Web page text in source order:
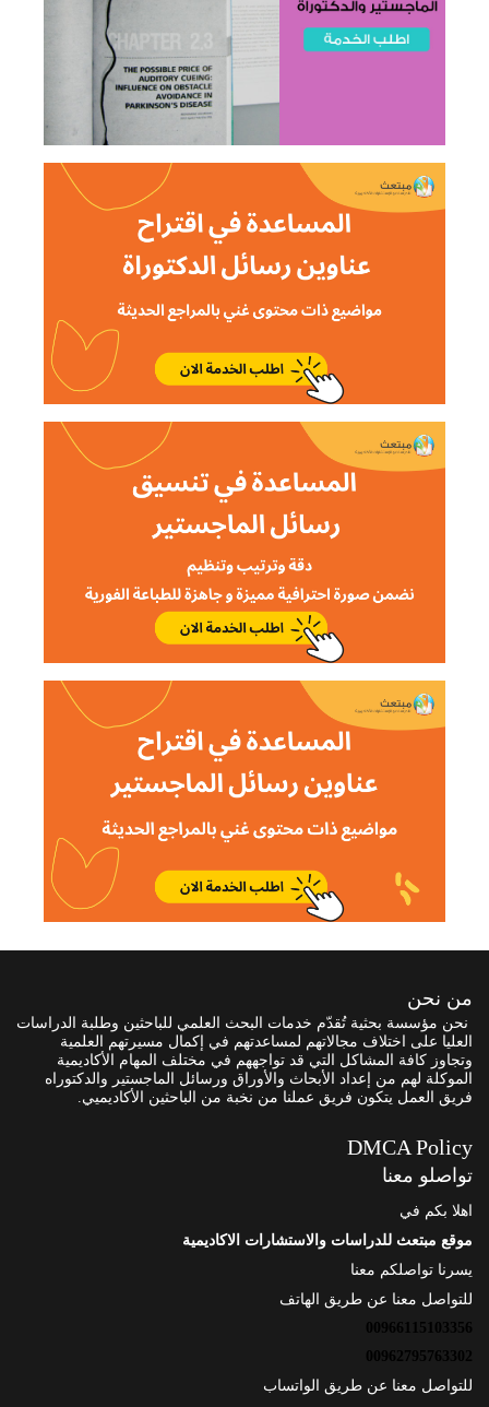
من نحن
نحن مؤسسة بحثية تُقدّم خدمات البحث العلمي للباحثين وطلبة الدراسات
العليا على اختلاف مجالاتهم لمساعدتهم في إكمال مسيرتهم العلمية
وتجاوز كافة المشاكل التي قد تواجههم في مختلف المهام الأكاديمية
الموكلة لهم من إعداد الأبحاث والأوراق ورسائل الماجستير والدكتوراه
فريق العمل يتكون فريق عملنا من نخبة من الباحثين الأكاديميي.
DMCA Policy
تواصلو معنا
اهلا بكم في
موقع مبتعث للدراسات والاستشارات الاكاديمية
يسرنا تواصلكم معنا
للتواصل معنا عن طريق الهاتف
00966115103356
00962795763302
للتواصل معنا عن طريق الواتساب